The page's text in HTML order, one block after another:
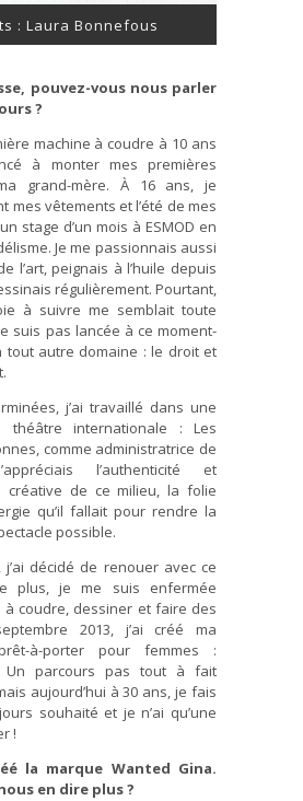
: Laura Bonnefous
pouvez-vous nous parler
?
machine à coudre à 10 ans
à monter mes premières
grand-mère. À 16 ans, je
mes vêtements et l’été de mes
stage d’un mois à ESMOD en
Je me passionnais aussi
l’art, peignais à l’huile depuis
régulièrement. Pourtant,
à suivre me semblait toute
suis pas lancée à ce moment-
tout autre domaine : le droit et
j’ai travaillé dans une
théâtre internationale : Les
comme administratrice de
l’authenticité et
créative de ce milieu, la folie
qu’il fallait pour rendre la
possible.
décidé de renouer avec ce
plus, je me suis enfermée
coudre, dessiner et faire des
2013, j’ai créé ma
à-porter pour femmes :
Un parcours pas tout à fait
aujourd’hui à 30 ans, je fais
souhaité et je n’ai qu’une
!
la marque Wanted Gina.
en dire plus ?